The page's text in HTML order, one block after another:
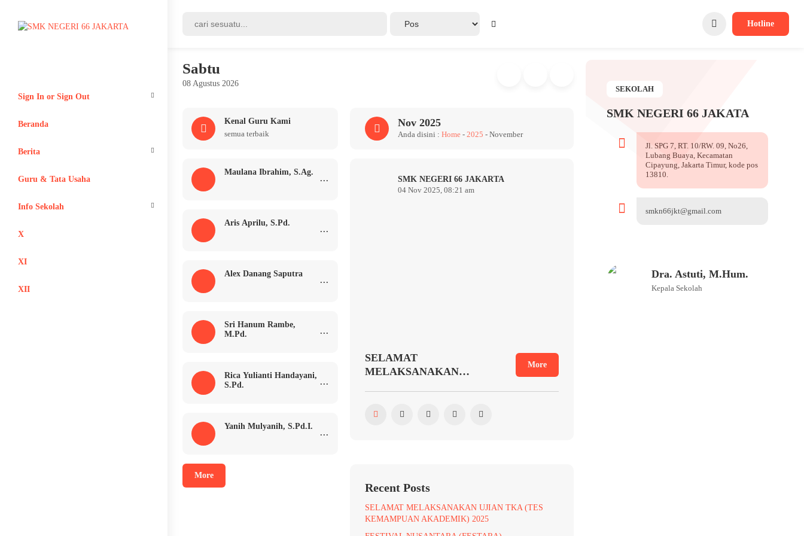
Sign In or Sign Out
Login
Register
Beranda
Berita
Adiwiyata
Guru & Tata Usaha
Info Sekolah
Lain-lain
X
XI
XII
Hotline
Sabtu
08 Agustus 2026
Nov 2025
Anda disini : Home - 2025 - November
SMK NEGERI 66 JAKARTA
04 Nov 2025, 08:21 am
SELAMAT
MELAKSANAKAN
AKADEMIK) 2025
More
Recent Posts
SELAMAT MELAKSANAKAN UJIAN TKA (TES
KEMAMPUAN AKADEMIK) 2025
Kenal Guru Kami
semua terbaik
Maulana Ibrahim, S.Ag. ...
Aris Aprilu, S.Pd. ...
Alex Danang Saputra ...
Sri Hanum Rambe,
M.Pd.
...
Rica Yulianti Handayani,
S.Pd.
...
Yanih Mulyanih, S.Pd.I. ...
More
SEKOLAH
SMK NEGERI 66 JAKATA
Jl. SPG 7, RT. 10/RW. 09, No26,
Lubang Buaya, Kecamatan
Cipayung, Jakarta Timur, kode pos
13810.
smkn66jkt@gmail.com
Dra. Astuti, M.Hum.
Kepala Sekolah